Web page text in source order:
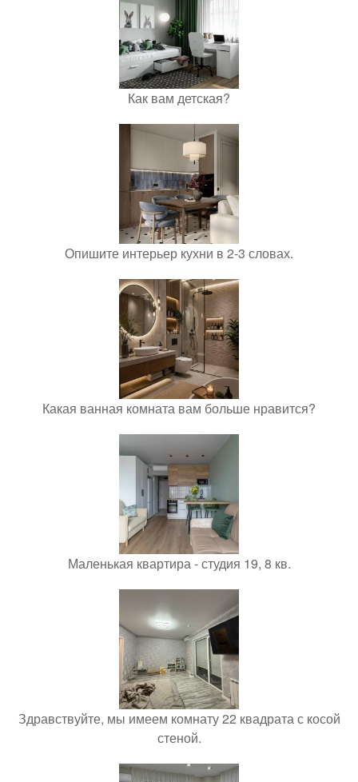
Как вам детская?
Опишите интерьер кухни в 2-3 словах.
Какая ванная комната вам больше нравится?
Маленькая квартира - студия 19, 8 кв.
Здравствуйте, мы имеем комнату 22 квадрата с косой
стеной.